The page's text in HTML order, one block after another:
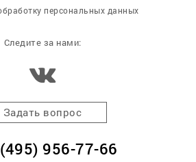
персональных данных
Следите за нами:
Задать вопрос
956-77-66